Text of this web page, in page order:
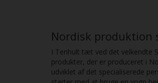
Nordisk produktion
I Tenhult tæt ved det velkendte
produkter, der er produceret i
udviklet af det specialiserede